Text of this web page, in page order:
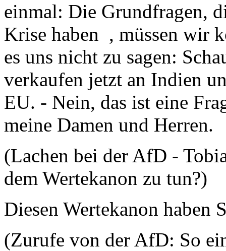
einmal: Die Grundfragen,
Krise haben , müssen wir
es uns nicht zu sagen:
verkaufen jetzt an Indien
EU. - Nein, das ist eine
meine Damen und Herren.
(Lachen bei der AfD -
dem Wertekanon zu tun?)
Diesen Wertekanon haben
(Zurufe von der AfD: So